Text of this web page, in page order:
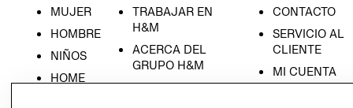
MUJER
HOMBRE
NIÑOS
HOME
TRABAJAR EN
H&M
ACERCA DEL
GRUPO H&M
RESPONSABILIDAD
CONTACTO
SERVICIO AL
CLIENTE
MI CUENTA